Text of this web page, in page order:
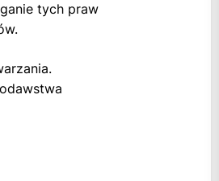
tych praw